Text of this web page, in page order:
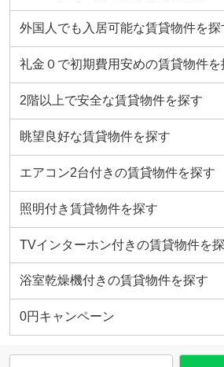
外国人でも入居可能な賃貸物件を探
礼金０で初期費用安めの賃貸物件を
2階以上で安全な賃貸物件を探す
眺望良好な賃貸物件を探す
エアコン2台付きの賃貸物件を探す
照明付き賃貸物件を探す
TVインターホン付きの賃貸物件を
浴室乾燥機付きの賃貸物件を探す
0円キャンペーン